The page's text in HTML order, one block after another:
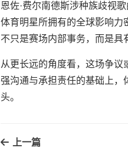
恩佐·费尔南德斯涉种族歧视
体育明星所拥有的全球影响力
不只是赛场内部事务，而是具
从更长远的角度看，这场争
强沟通与承担责任的基础上，
头。
上一篇